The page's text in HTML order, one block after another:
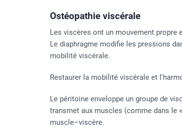
Ostéopathie viscérale
Les viscères ont un mouvement
Le diaphragme modifie les pressions
mobilité viscérale.
Restaurer la mobilité viscérale et
Le péritoine enveloppe un groupe de
transmet aux muscles (comme dans le
muscle–viscère.